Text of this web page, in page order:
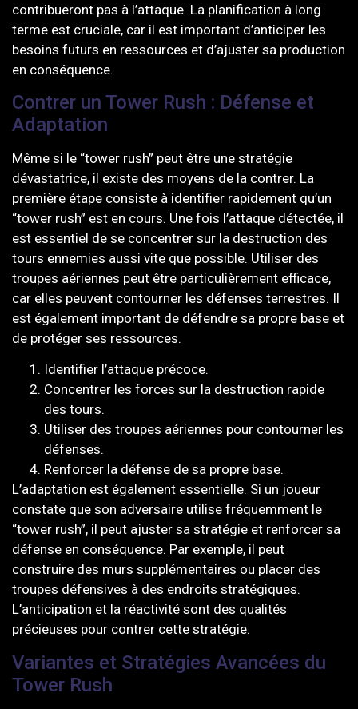
contribueront pas à l’attaque. La planification à long
terme est cruciale, car il est important d’anticiper les
besoins futurs en ressources et d’ajuster sa production
en conséquence.
Contrer un Tower Rush : Défense et
Adaptation
Même si le “tower rush” peut être une stratégie
dévastatrice, il existe des moyens de la contrer. La
première étape consiste à identifier rapidement qu’un
“tower rush” est en cours. Une fois l’attaque détectée, il
est essentiel de se concentrer sur la destruction des
tours ennemies aussi vite que possible. Utiliser des
troupes aériennes peut être particulièrement efficace,
car elles peuvent contourner les défenses terrestres. Il
est également important de défendre sa propre base et
de protéger ses ressources.
Identifier l’attaque précoce.
Concentrer les forces sur la destruction rapide
des tours.
Utiliser des troupes aériennes pour contourner les
défenses.
Renforcer la défense de sa propre base.
L’adaptation est également essentielle. Si un joueur
constate que son adversaire utilise fréquemment le
“tower rush”, il peut ajuster sa stratégie et renforcer sa
défense en conséquence. Par exemple, il peut
construire des murs supplémentaires ou placer des
troupes défensives à des endroits stratégiques.
L’anticipation et la réactivité sont des qualités
précieuses pour contrer cette stratégie.
Variantes et Stratégies Avancées du
Tower Rush